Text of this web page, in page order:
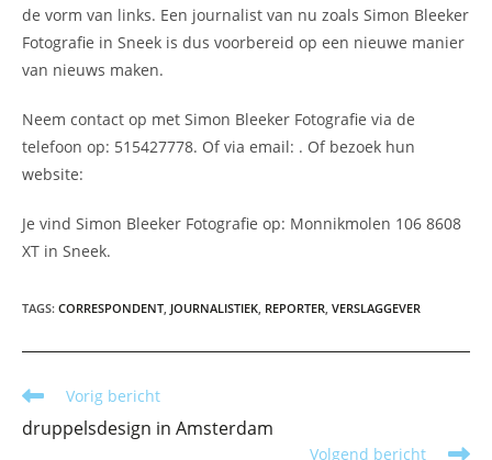
de vorm van links. Een journalist van nu zoals Simon Bleeker
Fotografie in Sneek is dus voorbereid op een nieuwe manier
van nieuws maken.
Neem contact op met Simon Bleeker Fotografie via de
telefoon op: 515427778. Of via email: . Of bezoek hun
website:
Je vind Simon Bleeker Fotografie op: Monnikmolen 106 8608
XT in Sneek.
TAGS: CORRESPONDENT, JOURNALISTIEK, REPORTER, VERSLAGGEVER
Lees
meer
artikelen
Vorig bericht
druppelsdesign in Amsterdam
Volgend bericht